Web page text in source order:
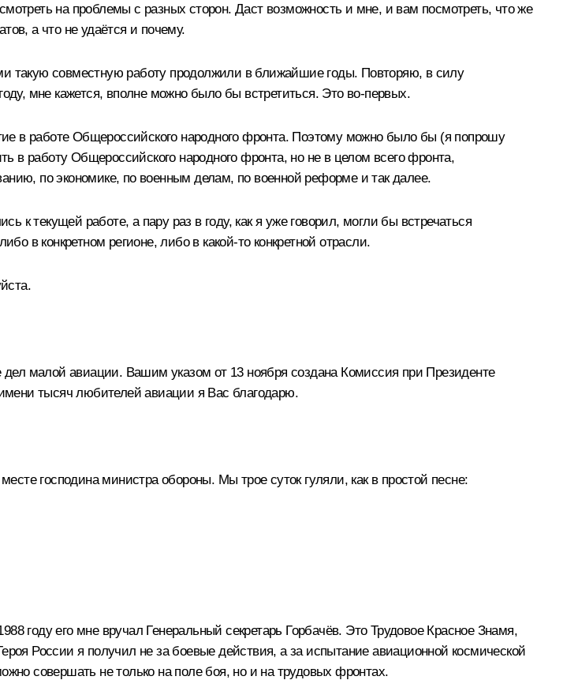
на проблемы с разных сторон. Даст возможность и мне, и вам посмотреть, что же
а что не удаётся и почему.
такую совместную работу продолжили в ближайшие годы. Повторяю, в силу
мне кажется, вполне можно было бы встретиться. Это во‑первых.
в работе Общероссийского народного фронта. Поэтому можно было бы (я попрошу
в работу Общероссийского народного фронта, но не в целом всего фронта,
по экономике, по военным делам, по военной реформе и так далее.
к текущей работе, а пару раз в году, как я уже говорил, могли бы встречаться
в конкретном регионе, либо в какой‑то конкретной отрасли.
малой авиации. Вашим указом от 13 ноября создана Комиссия при Президенте
тысяч любителей авиации я Вас благодарю.
господина министра обороны. Мы трое суток гуляли, как в простой песне:
году его мне вручал Генеральный секретарь Горбачёв. Это Трудовое Красное Знамя,
России я получил не за боевые действия, а за испытание авиационной космической
совершать не только на поле боя, но и на трудовых фронтах.